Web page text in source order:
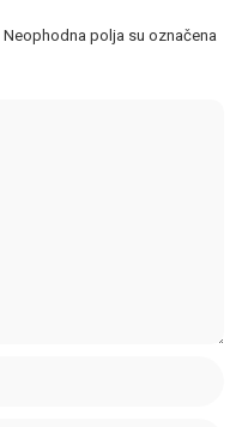
Neophodna polja su označena